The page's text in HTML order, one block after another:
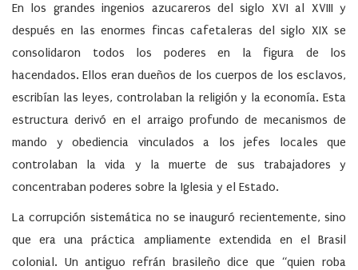
En los grandes ingenios azucareros del siglo XVI al XVIII y
después en las enormes fincas cafetaleras del siglo XIX se
consolidaron todos los poderes en la figura de los
hacendados. Ellos eran dueños de los cuerpos de los esclavos,
escribían las leyes, controlaban la religión y la economía. Esta
estructura derivó en el arraigo profundo de mecanismos de
mando y obediencia vinculados a los jefes locales que
controlaban la vida y la muerte de sus trabajadores y
concentraban poderes sobre la Iglesia y el Estado.
La corrupción sistemática no se inauguró recientemente, sino
que era una práctica ampliamente extendida en el Brasil
colonial. Un antiguo refrán brasileño dice que “quien roba